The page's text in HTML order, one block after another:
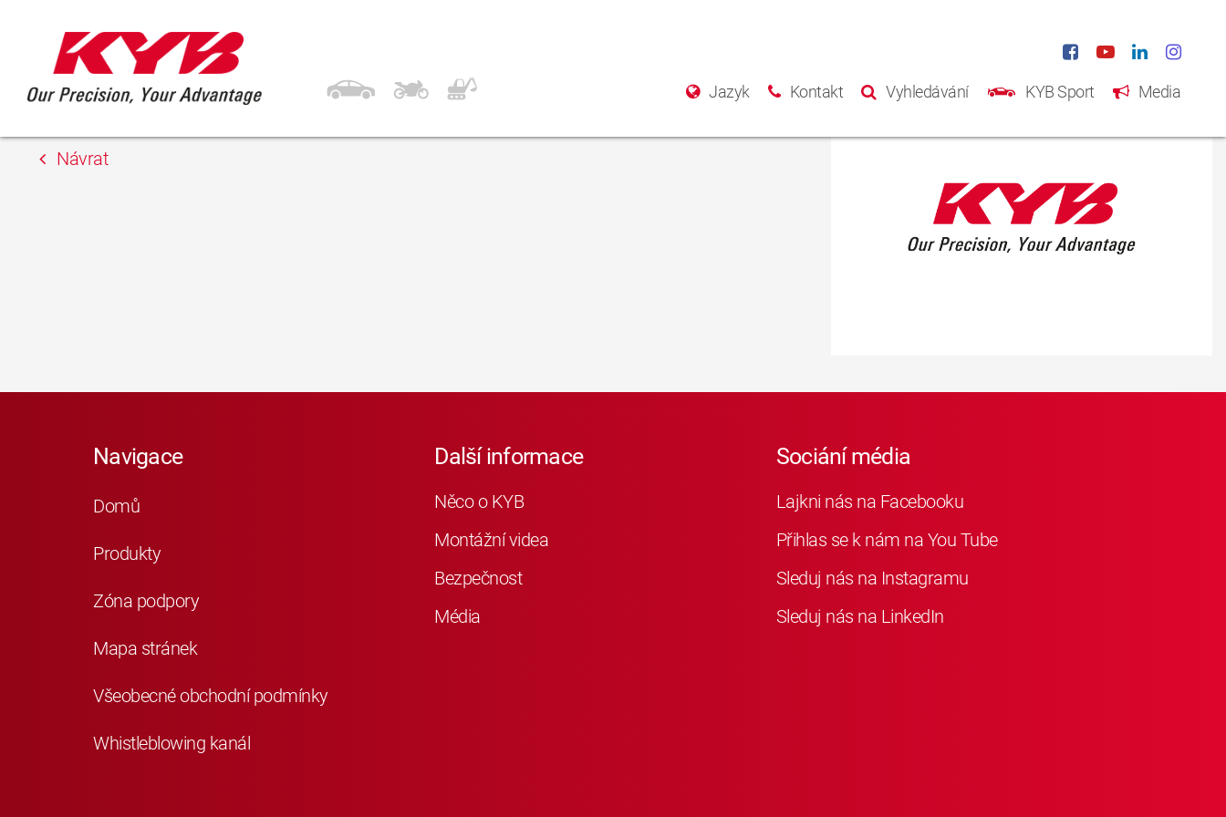
Jazyk Kontakt Vyhledávání KYB Sport Media
Autoteile Möbus GmbH
Návrat
Navigace
Domů
Produkty
Zóna podpory
Mapa stránek
Všeobecné obchodní podmínky
Whistleblowing kanál
Další informace
Něco o KYB
Montážní videa
Bezpečnost
Média
Sociání média
Lajkni nás na Facebooku
Přihlas se k nám na You Tube
Sleduj nás na Instagramu
Sleduj nás na LinkedIn